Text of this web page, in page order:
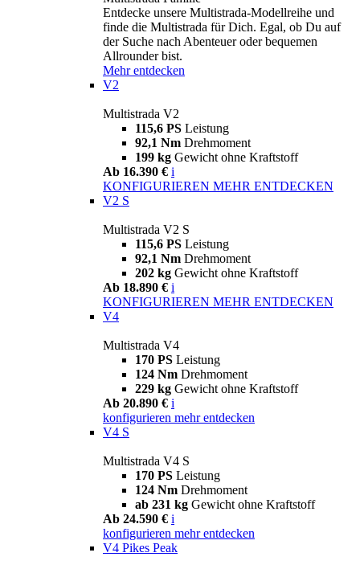
Entdecke unsere Multistrada-Modellreihe und
finde die Multistrada für Dich. Egal, ob Du auf
der Suche nach Abenteuer oder bequemen
Allrounder bist.
Mehr entdecken
V2
Multistrada V2
115,6 PS Leistung
92,1 Nm Drehmoment
199 kg Gewicht ohne Kraftstoff
Ab 16.390 € i
KONFIGURIEREN MEHR ENTDECKEN
V2 S
Multistrada V2 S
115,6 PS Leistung
92,1 Nm Drehmoment
202 kg Gewicht ohne Kraftstoff
Ab 18.890 € i
KONFIGURIEREN MEHR ENTDECKEN
V4
Multistrada V4
170 PS Leistung
124 Nm Drehmoment
229 kg Gewicht ohne Kraftstoff
Ab 20.890 € i
konfigurieren mehr entdecken
V4 S
Multistrada V4 S
170 PS Leistung
124 Nm Drehmoment
ab 231 kg Gewicht ohne Kraftstoff
Ab 24.590 € i
konfigurieren mehr entdecken
V4 Pikes Peak